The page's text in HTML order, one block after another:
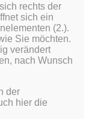
rechts der
sich ein
(2.).
Sie möchten.
verändert
nach Wunsch
der
hier die